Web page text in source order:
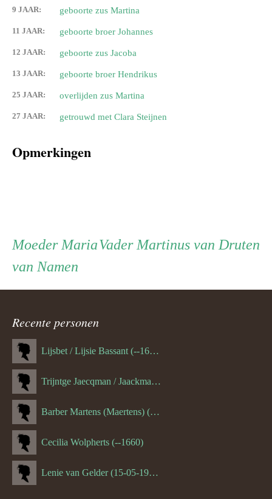
9 JAAR: geboorte zus Martina
11 JAAR: geboorte broer Johannes
12 JAAR: geboorte zus Jacoba
13 JAAR: geboorte broer Hendrikus
25 JAAR: overlijden zus Martina
27 JAAR: getrouwd met Clara Steijnen
Opmerkingen
Persoon
ouder
navigatie
Vader Vader
Martinus van Druten
Moeder Moeder
Maria
van Namen
Recente personen
Lijsbet / Lijsie Bassant (--1687)
Trijntge Jaecqman / Jaackman (--1651)
Barber Martens (Maertens) (--1658)
Cecilia Wolpherts (--1660)
Lenie van Gelder (15-05-1970)